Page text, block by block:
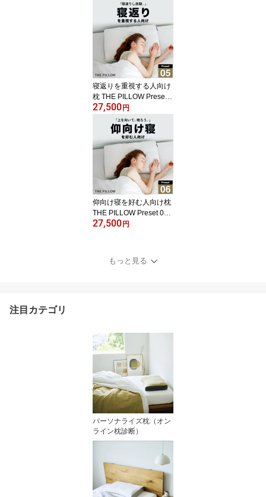
を支える のに最適な枕の
形状・高さ・硬さ・素
材・容量をAIが自動設定
したプリセット型の まく
ら。7ポケット構造 の オ
ーダーメイド枕 高め 高
い 硬い 硬め 固め 仰向け
横向き サポート 人気 パ
イプ
寝返りを重視する人向け
枕 THE PILLOW Preset 0
5 Negaeri 寝返り を重視
する人に最適な枕の形
状・高さ・硬さ・素材・
容量をAIが自動設定した
プリセット型の まくら。
7ポケット構造 の オーダ
ーメイド枕 寝返りしやす
い枕 大人 横向き スムー
ズ サポート ピロー 自然
安定
27,500円
仰向け寝を好む人向け枕
THE PILLOW Preset 06
Aomuke 仰向け寝 に最適
動設定したプリセット型
の まくら。7ポケット構
27,500円
もっと見る
注目カテゴリ
パーソナライズ枕（オン
ライン枕診断）